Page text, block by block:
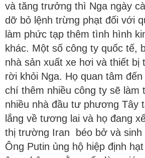
và tăng trưởng thì Nga ngày
dỡ bỏ lệnh trừng phạt đối với
làm phức tạp thêm tình hình
khác. Một số công ty quốc tế,
nhà sản xuất xe hơi và thiết bị
rời khỏi Nga. Họ quan tâm
chí thêm nhiều công ty sẽ làm
nhiều nhà đầu tư phương Tây
lắng về tương lai và họ đang
thị trường Iran béo bở và sinh
Ông Putin ủng hộ hiệp định